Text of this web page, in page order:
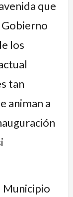
que
los
tan
animan a
Municipio